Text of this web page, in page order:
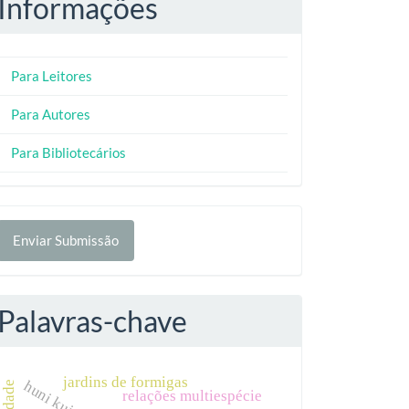
Informações
Para Leitores
Para Autores
Para Bibliotecários
Enviar Submissão
Palavras-chave
huni kuin relações multiespécie
jardins de formigas